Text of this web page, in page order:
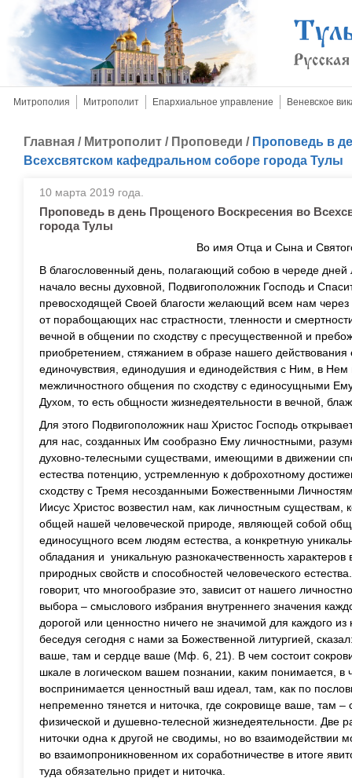
Митрополия Митрополит Епархиальное управление Веневское
Главная / Митрополит / Проповеди / Проповедь в
Всехсвятском кафедральном соборе города Тулы
10 марта 2019 года.
Проповедь в день Прощеного Воскресения во
города Тулы
Во имя Отца и Сына и
В благословенный день, полагающий собою в череде дней
начало весны духовной, Подвигоположник Господь и
превосходящей Своей благости желающий всем нам через
от порабощающих нас страстности, тленности и
вечной в общении по сходству с пресущественной и
приобретением, стяжанием в образе нашего
единочувствия, единодушия и единодействия с Ним, в Нем
межличностного общения по сходству с единосущными
Духом, то есть общности жизнедеятельности в вечной,
Для этого Подвигоположник наш Христос Господь
для нас, созданных Им сообразно Ему личностными,
духовно-телесными существами, имеющими в движении
естества потенцию, устремленную к доброхотному
сходству с Тремя несозданными Божественными
Иисус Христос возвестил нам, как личностным существам,
общей нашей человеческой природе, являющей собой
единосущного всем людям естества, а конкретную
обладания и уникальную разнокачественность
природных свойств и способностей человеческого
говорит, что многообразие это, зависит от нашего
выбора – смыслового избрания внутреннего значения
дорогой или ценностно ничего не значимой для каждого
беседуя сегодня с нами за Божественной литургией,
ваше, там и сердце ваше (Мф. 6, 21). В чем состоит
шкале в логическом вашем познании, каким понимается, в
воспринимается ценностный ваш идеал, там, как по
непременно тянется и ниточка, где сокровище ваше, там
физической и душевно-телесной жизнедеятельности. Две
ниточки одна к другой не сводимы, но во взаимодействии
во взаимопроникновенном их соработничестве в итоге
туда обязательно придет и ниточка.